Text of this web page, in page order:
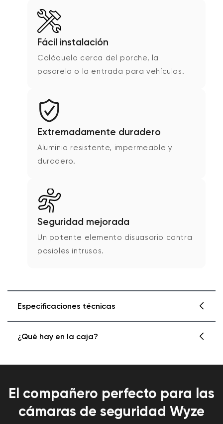
Fácil instalación
Colóquelo cerca del porche, la
pasarela o la entrada para vehículos.
Extremadamente duradero
Aluminio resistente, impermeable y
duradero.
Seguridad mejorada
Un potente elemento disuasorio contra
posibles intrusos.
Especificaciones técnicas
Acabado azul reflectante.
Dimensiones
Longitud combinada: 30"
¿Qué hay en la caja?
1* Estaca de aluminio
1* Kit de instalación
El compañero perfecto para las
cámaras de seguridad Wyze